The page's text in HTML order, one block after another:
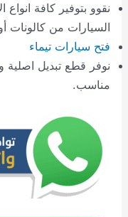
نقوو بتوفير كافة
السيارات من كالونات
فتح سيارات تيماء
نوفر قطع تبديل اصلية
مناسب.